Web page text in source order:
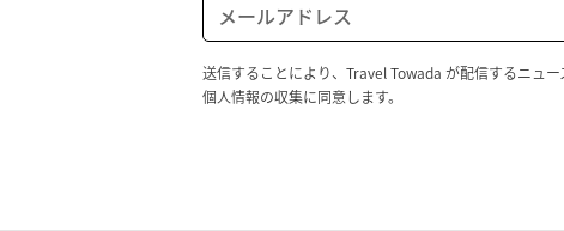
送信することにより、Travel Towada が配信するニュ
個人情報の収集に同意します。